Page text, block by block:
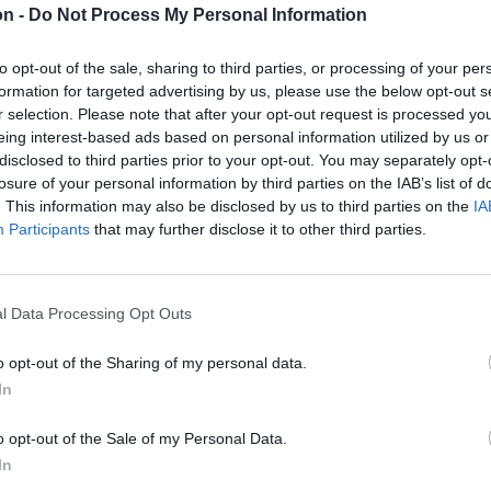
- Do Not Process My Personal Information
opt-out of the sale, sharing to third parties, or processing of your
for targeted advertising by us, please use the below opt-out
selection. Please note that after your opt-out request is processed
interest-based ads based on personal information utilized by us
to third parties prior to your opt-out. You may separately
of your personal information by third parties on the IAB’s list of
This information may also be disclosed by us to third parties on the
Participants that may further disclose it to other third parties.
Data Processing Opt Outs
opt-out of the Sharing of my personal data.
opt-out of the Sale of my Personal Data.
meg, esetenként rövidítve, ame­lyek kö­zöl­
jo­go­kat nem sér­te­nek, a köz fi­gyel­mé­re
nem vál­lal fe­le­lős­sé­get az üzenetek tar­tal­
je­gyez­zük.